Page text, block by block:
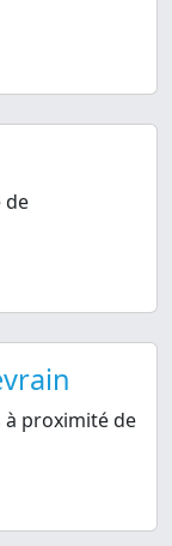
de
à proximité de